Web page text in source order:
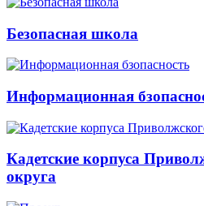
Безопасная школа
Информационная
Кадетские корпуса
округа